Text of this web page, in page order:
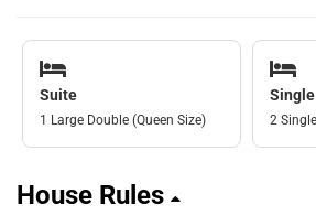
Suite
1 Large Double (Queen Size)
Single
2
House Rules